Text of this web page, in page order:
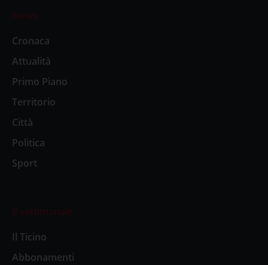
News
Cronaca
Attualità
Primo Piano
Territorio
Città
Politica
Sport
Il settimanale
Il Ticino
Abbonamenti